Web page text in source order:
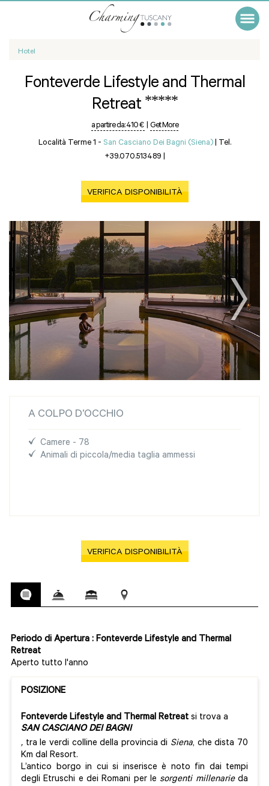
Hotel
Fonteverde Lifestyle and Thermal
Retreat *****
a partire da:410 € | Get More
Località Terme 1 - San Casciano Dei Bagni (Siena) | Tel.
+39.070.513489 |
VERIFICA DISPONIBILITÀ
A COLPO D’OCCHIO
Camere - 78
Animali di piccola/media taglia ammessi
VERIFICA DISPONIBILITÀ
Periodo di Apertura : Fonteverde Lifestyle and Thermal
Retreat
Aperto tutto l'anno
POSIZIONE
Fonteverde Lifestyle and Thermal Retreat si trova a
SAN CASCIANO DEI BAGNI
, tra le verdi colline della provincia di Siena, che dista 70
Km dal Resort.
L’antico borgo in cui si inserisce è noto fin dai tempi
degli Etruschi e dei Romani per le sorgenti millenarieda